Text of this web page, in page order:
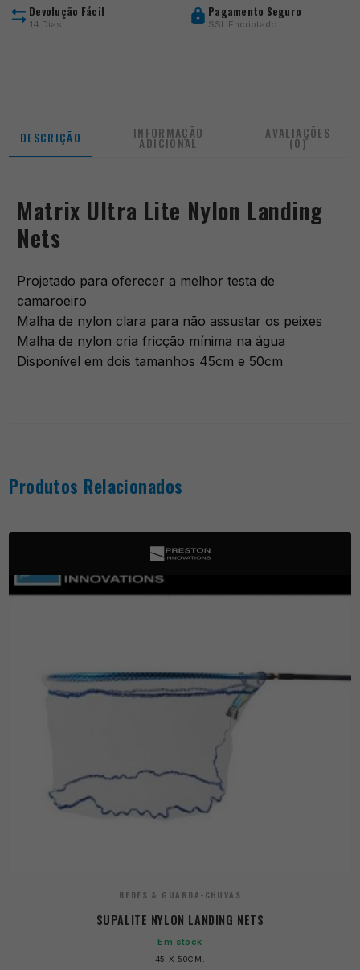
Devolução Fácil
14 Dias
Pagamento Seguro
SSL Encriptado
DESCRIÇÃO INFORMAÇÃO
ADICIONAL
AVALIAÇÕES
(0)
Matrix Ultra Lite Nylon Landing
Nets
Projetado para oferecer a melhor testa de
camaroeiro
Malha de nylon clara para não assustar os peixes
Malha de nylon cria fricção mínima na água
Disponível em dois tamanhos 45cm e 50cm
Produtos Relacionados
REDES & GUARDA-CHUVAS
SUPALITE NYLON LANDING NETS
Em stock
45 X 50CM.